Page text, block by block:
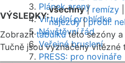
Plánek areny
Virtuální prohlídka
Návštěvní řád
Veřejné bruslení
PRESS: pro novináře
VÝSLEDKY:
všechny| remízy
nájezdy|prodl.
Zobrazittabulkutéto sezóny a
Tučně jsou vyznačeny vítězné